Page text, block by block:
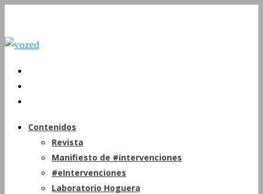
Contenidos
Revista
Manifiesto de #intervenciones
#eIntervenciones
Laboratorio Hoguera